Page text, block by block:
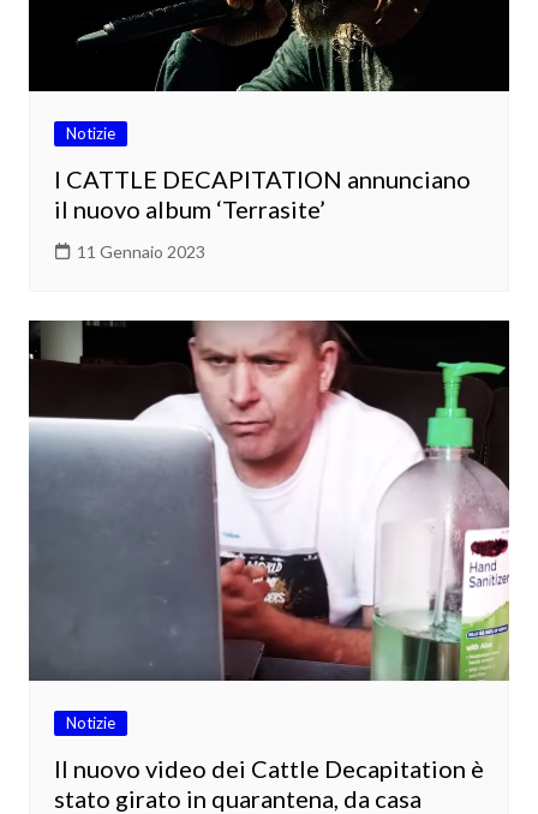
Notizie
I CATTLE DECAPITATION annunciano
il nuovo album ‘Terrasite’
11 Gennaio 2023
Notizie
Il nuovo video dei Cattle Decapitation è
stato girato in quarantena, da casa